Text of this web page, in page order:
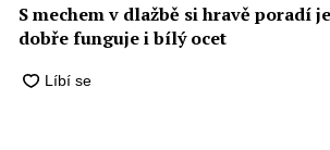
S mechem v dlažbě si hravě poradí
dobře funguje i bílý ocet